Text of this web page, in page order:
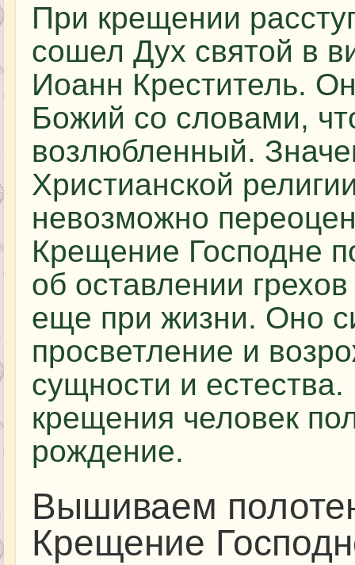
При крещении
сошел Дух святой в
Иоанн Креститель.
Божий со словами,
возлюбленный.
Христианской
невозможно
Крещение Господне
об оставлении
еще при жизни. Оно
просветление и
сущности и
крещения человек
рождение.
Вышиваем
Крещение